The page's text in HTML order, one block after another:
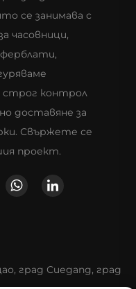
се занимава с
часовници,
строг контрол
доставяне за
Свържете се
проект.
град Сиеgang, град